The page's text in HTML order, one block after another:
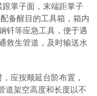
掌子面，末端距掌子
备醒目的工具箱，箱内
钎等应急工具，便于遇
救生管道，及时输送水
应按顺延台阶布置，
道架空高度和长度以不